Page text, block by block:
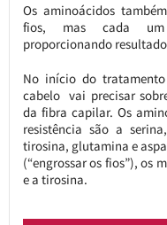
Os aminoácidos
fios, mas cada um
proporcionando
No início do
cabelo vai precisar
da fibra capilar. Os
resistência são a
tirosina, glutamina e
(“engrossar os fios”), os
e a tirosina.